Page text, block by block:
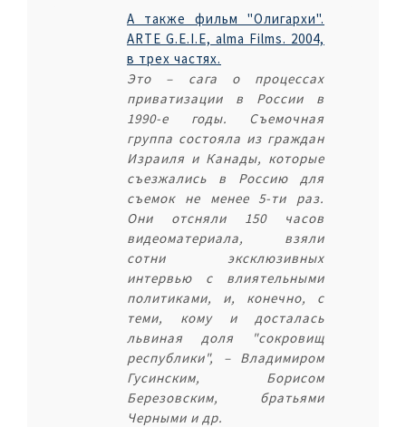
А также фильм "Олигархи".
ARTE G.E.I.E, alma Films. 2004,
в трех частях.
Это – сага о процессах
приватизации в России в
1990-е годы. Съемочная
группа состояла из граждан
Израиля и Канады, которые
съезжались в Россию для
съемок не менее 5-ти раз.
Они отсняли 150 часов
видеоматериала, взяли
сотни эксклюзивных
интервью с влиятельными
политиками, и, конечно, с
теми, кому и досталась
львиная доля "сокровищ
республики", – Владимиром
Гусинским, Борисом
Березовским, братьями
Черными и др.